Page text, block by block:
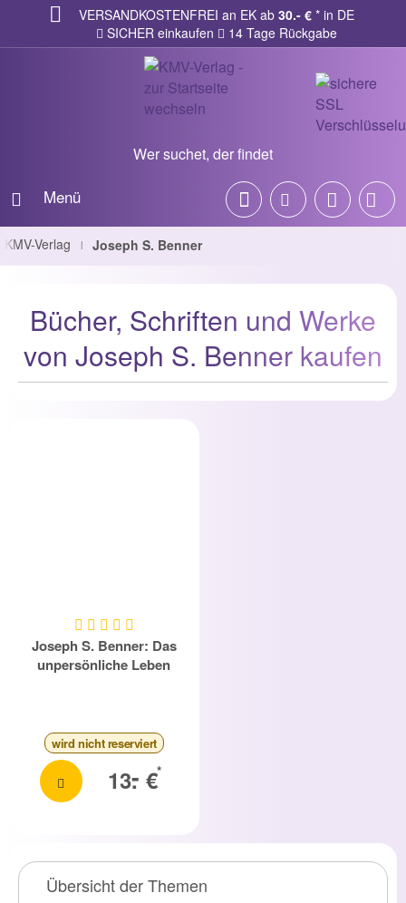
VERSANDKOSTENFREI an EK ab 30.- € * in DE
SICHER einkaufen
14 Tage Rückgabe
Wer suchet, der findet
Menü
KMV-Verlag | Joseph S. Benner
Bücher, Schriften und Werke
von Joseph S. Benner kaufen
Joseph S. Benner: Das
unpersönliche Leben
wird nicht reserviert
13.
- €
*
Übersicht der Themen